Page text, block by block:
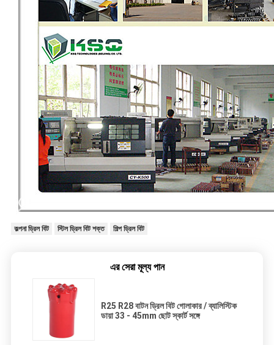
কল্পনা ড্রিল বিট স্টিল ড্রিল বিট শক্ত শিল্প ড্রিল বিট
এর সেরা মূল্য পান
R25 R28 বাটন ড্রিল বিট গোলাকার / ব্যালিস্টিক
ডায়া 33 - 45mm ছোট স্কার্ট সঙ্গে